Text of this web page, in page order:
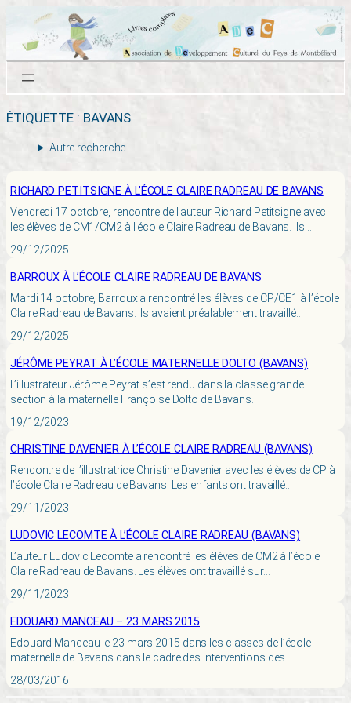
contenu
ÉTIQUETTE : BAVANS
Autre recherche…
RICHARD PETITSIGNE À L’ÉCOLE CLAIRE RADREAU DE BAVANS
Vendredi 17 octobre, rencontre de l’auteur Richard Petitsigne avec
les élèves de CM1/CM2 à l’école Claire Radreau de Bavans. Ils…
29/12/2025
BARROUX À L’ÉCOLE CLAIRE RADREAU DE BAVANS
Mardi 14 octobre, Barroux a rencontré les élèves de CP/CE1 à l’école
Claire Radreau de Bavans. Ils avaient préalablement travaillé…
29/12/2025
JÉRÔME PEYRAT À L’ÉCOLE MATERNELLE DOLTO (BAVANS)
L’illustrateur Jérôme Peyrat s’est rendu dans la classe grande
section à la maternelle Françoise Dolto de Bavans.
19/12/2023
CHRISTINE DAVENIER À L’ÉCOLE CLAIRE RADREAU (BAVANS)
Rencontre de l’illustratrice Christine Davenier avec les élèves de CP à
l’école Claire Radreau de Bavans. Les enfants ont travaillé…
29/11/2023
LUDOVIC LECOMTE À L’ÉCOLE CLAIRE RADREAU (BAVANS)
L’auteur Ludovic Lecomte a rencontré les élèves de CM2 à l’école
Claire Radreau de Bavans. Les élèves ont travaillé sur…
29/11/2023
EDOUARD MANCEAU – 23 MARS 2015
Edouard Manceau le 23 mars 2015 dans les classes de l’école
maternelle de Bavans dans le cadre des interventions des…
28/03/2016